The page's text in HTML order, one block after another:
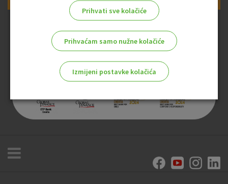
Prihvati sve kolačiće
Prihvaćam samo nužne kolačiće
Izmijeni postavke kolačića